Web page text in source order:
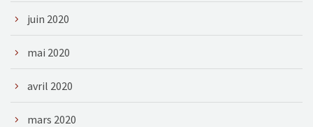
juin 2020
mai 2020
avril 2020
mars 2020